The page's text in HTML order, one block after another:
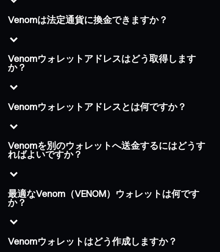
Venomは法定通貨に換金できますか？
Venomウォレットアドレスはどう取得します
か？
Venomウォレットアドレスとは何ですか？
Venomを別のウォレットへ送金するにはどうす
ればよいですか？
最適なVenom（VENOM）ウォレットは何です
か？
Venomウォレットはどう作成しますか？